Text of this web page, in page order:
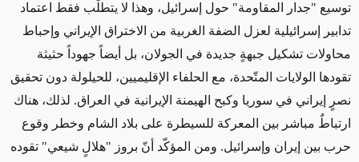
توسيع "جدار المقاومة" حول إسرائيل، وهذا لا يتطلّب فقط اعتماد
تدابير إسرائيلية لعزل الضفة الغربية من الاختراق الإيراني وإحباط
محاولات تشكيل جبهةٍ جديدة في الجولان، بل أيضاً جهوداً حثيثة
تقودها الولايات المتّحدة، مع الحلفاء الإقليميين، للحيلولة دون تحقيق
نصرٍ إيراني في سوريا وكبح الهيمنة الإيرانية في العراق. لذلك، هناك
ارتباطٌ مباشر بين المعركة للسيطرة على بلاد الشام وخطر وقوع
حرب بين إيران وإسرائيل. ومن المؤكّد أنّ بروز "هلالٍ شيعي" تقوده